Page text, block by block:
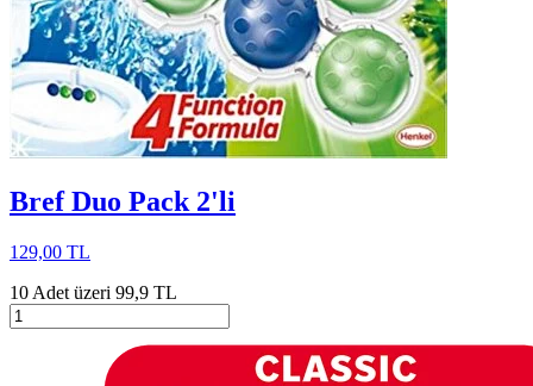
Bref Duo Pack 2'li
129,00 TL
10 Adet üzeri 99,9 TL